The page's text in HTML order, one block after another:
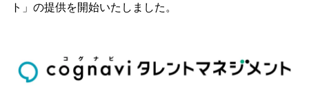
ト」の提供を開始いたしました。